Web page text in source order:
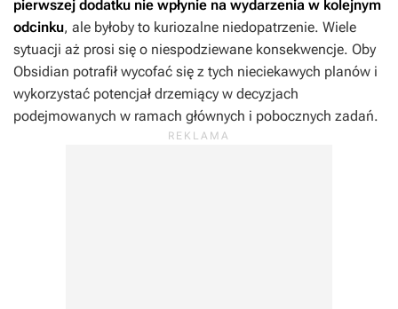
pierwszej dodatku nie wpłynie na wydarzenia w kolejnym
odcinku, ale byłoby to kuriozalne niedopatrzenie. Wiele
sytuacji aż prosi się o niespodziewane konsekwencje. Oby
Obsidian potrafił wycofać się z tych nieciekawych planów i
wykorzystać potencjał drzemiący w decyzjach
podejmowanych w ramach głównych i pobocznych zadań.